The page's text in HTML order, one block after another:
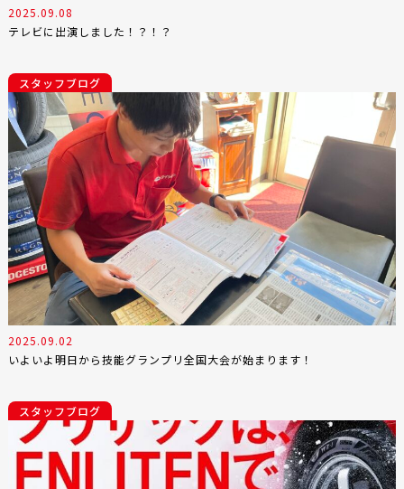
2025.09.08
テレビに出演しました！？！？
スタッフブログ
2025.09.02
いよいよ明日から技能グランプリ全国大会が始まります！
スタッフブログ